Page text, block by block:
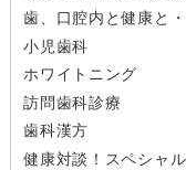
歯、口腔内と健康と・
小児歯科
ホワイトニング
訪問歯科診療
歯科漢方
健康対談！スペシャ